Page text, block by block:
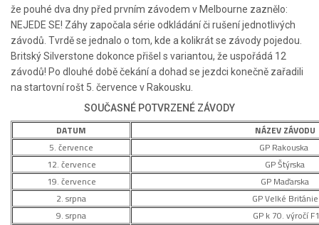
že pouhé dva dny před prvním závodem v Melbourne zaznělo:
NEJEDE SE! Záhy započala série odkládání či rušení jednotlivých
závodů. Tvrdě se jednalo o tom, kde a kolikrát se závody pojedou.
Britský Silverstone dokonce přišel s variantou, že uspořádá 12
závodů! Po dlouhé době čekání a dohad se jezdci konečně zařadili
na startovní rošt 5. července v Rakousku.
SOUČASNÉ POTVRZENÉ ZÁVODY
DATUM
NÁZEV ZÁVODU
5. července
GP Rakouska
12. července
GP Štýrska
19. července
GP Maďarska
2. srpna
GP Velké Británie
9. srpna
GP k 70. výročí F1